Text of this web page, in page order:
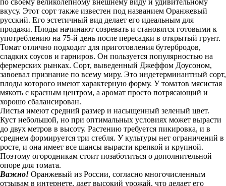
по своему великолепному внешнему виду и удивительному
вкусу. Этот сорт также известен под названием Оранжевый
русский. Его эстетичный вид делает его идеальным для
продажи. Плоды начинают созревать и становятся готовыми к
употреблению на 75-й день после пересадки в открытый грунт.
Томат отлично подходит для приготовления бутербродов,
сладких соусов и гарниров. Он пользуется популярностью на
фермерских рынках. Сорт, выведенный Джеффом Доусоном,
завоевал признание по всему миру. Это индетерминантный сорт,
плоды которого имеют характерную форму. У томатов мясистая
мякоть с красным центром, а аромат просто потрясающий и
хорошо сбалансирован.
Листья имеют средний размер и насыщенный зеленый цвет.
Куст небольшой, но при оптимальных условиях может вырасти
до двух метров в высоту. Растению требуется пикировка, и в
среднем формируется три стебля. У культуры нет ограничений в
росте, и она имеет все шансы вырасти крепкой и крупной.
Поэтому огородникам стоит позаботиться о дополнительной
опоре для томата.
Важно! Оранжевый из России, согласно многочисленным
отзывам в интернете, дает высокий урожай, что делает его